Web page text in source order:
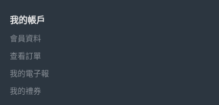
我的帳戶
會員資料
查看訂單
我的電子報
我的禮券